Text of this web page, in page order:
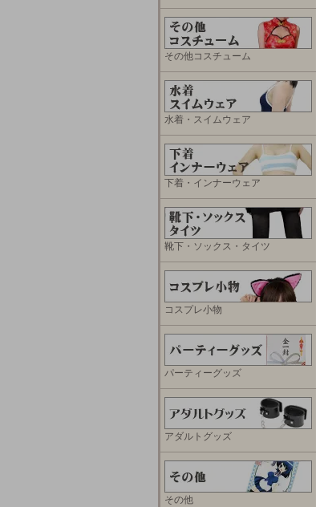
その他コスチューム
水着・スイムウェア
下着・インナーウェア
靴下・ソックス・タイツ
コスプレ小物
パーティーグッズ
アダルトグッズ
その他